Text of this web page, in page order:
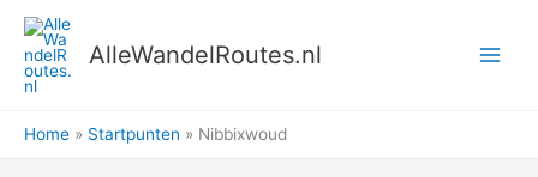
naar
inhoud
AlleWandelRoutes.nl
Home Startpunten Nibbixwoud